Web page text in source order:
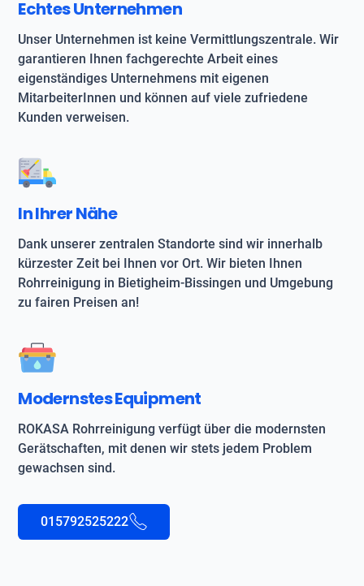
Echtes Unternehmen
Unser Unternehmen ist keine Vermittlungszentrale. Wir
garantieren Ihnen fachgerechte Arbeit eines
eigenständiges Unternehmens mit eigenen
MitarbeiterInnen und können auf viele zufriedene
Kunden verweisen.
In Ihrer Nähe
Dank unserer zentralen Standorte sind wir innerhalb
kürzester Zeit bei Ihnen vor Ort. Wir bieten Ihnen
Rohrreinigung in Bietigheim-Bissingen und Umgebung
zu fairen Preisen an!
Modernstes Equipment
ROKASA Rohrreinigung verfügt über die modernsten
Gerätschaften, mit denen wir stets jedem Problem
gewachsen sind.
015792525222